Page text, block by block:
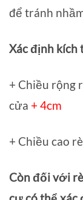
để tránh
Xác định
+ Chiều rộng
cửa + 4cm
+ Chiều cao
Còn đối với